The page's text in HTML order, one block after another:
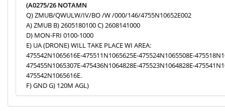
(A0275/26 NOTAMN
Q) ZMUB/QWULW/IV/BO /W /000/146/4755N10652E002
A) ZMUB B) 2605180100 C) 2608141000
D) MON-FRI 0100-1000
E) UA (DRONE) WILL TAKE PLACE WI AREA:
475542N1065616E-475511N1065625E-475524N1065508E-
475455N1065307E-475436N1064828E-475523N1064828E-
475542N1065616E.
F) GND G) 120M AGL)